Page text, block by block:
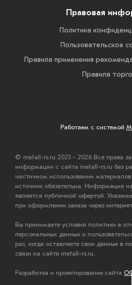
Правовая
Политика
Пользовательское
Правила применения
Правила
Работаем с системой
© metall-rs.ru 2023 - 2026 Все права
информации с сайта metall-rs.ru без
частичном использовании
источник обязательна. Информация
является публичной офертой.
при оформлении заказа через
Вы принимаете условия политики в
персональных данных и
раз, когда оставляете свои данные в
связи на сайте metall-rs.ru.
Разработка и проектирование сайта